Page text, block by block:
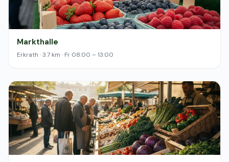
Markthalle
Erkrath · 3.7 km · Fr 08:00 – 13:00